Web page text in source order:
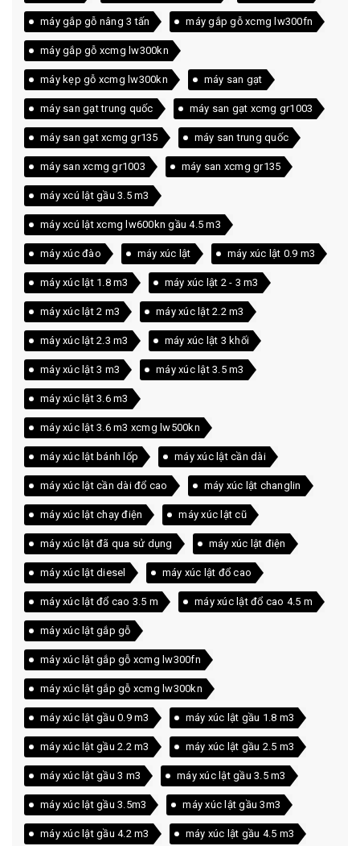
máy gắp gỗ nâng 3 tấn máy gắp gỗ xcmg lw300fn
máy gắp gỗ xcmg lw300kn
máy kẹp gỗ xcmg lw300kn máy san gạt
máy san gạt trung quốc máy san gạt xcmg gr1003
máy san gạt xcmg gr135 máy san trung quốc
máy san xcmg gr1003 máy san xcmg gr135
máy xcú lật gầu 3.5 m3
máy xcú lật xcmg lw600kn gầu 4.5 m3
máy xúc đào máy xúc lật máy xúc lật 0.9 m3
máy xúc lật 1.8 m3 máy xúc lật 2 - 3 m3
máy xúc lật 2 m3 máy xúc lật 2.2 m3
máy xúc lật 2.3 m3 máy xúc lật 3 khối
máy xúc lật 3 m3 máy xúc lật 3.5 m3
máy xúc lật 3.6 m3
máy xúc lật 3.6 m3 xcmg lw500kn
máy xúc lật bánh lốp máy xúc lật cần dài
máy xúc lật cần dài đổ cao máy xúc lật changlin
máy xúc lật chạy điện máy xúc lật cũ
máy xúc lật đã qua sử dụng máy xúc lật điện
máy xúc lật diesel máy xúc lật đổ cao
máy xúc lật đổ cao 3.5 m máy xúc lật đổ cao 4.5 m
máy xúc lật gắp gỗ
máy xúc lật gắp gỗ xcmg lw300fn
máy xúc lật gắp gỗ xcmg lw300kn
máy xúc lật gầu 0.9 m3 máy xúc lật gầu 1.8 m3
máy xúc lật gầu 2.2 m3 máy xúc lật gầu 2.5 m3
máy xúc lật gầu 3 m3 máy xúc lật gầu 3.5 m3
máy xúc lật gầu 3.5m3 máy xúc lật gầu 3m3
máy xúc lật gầu 4.2 m3 máy xúc lật gầu 4.5 m3